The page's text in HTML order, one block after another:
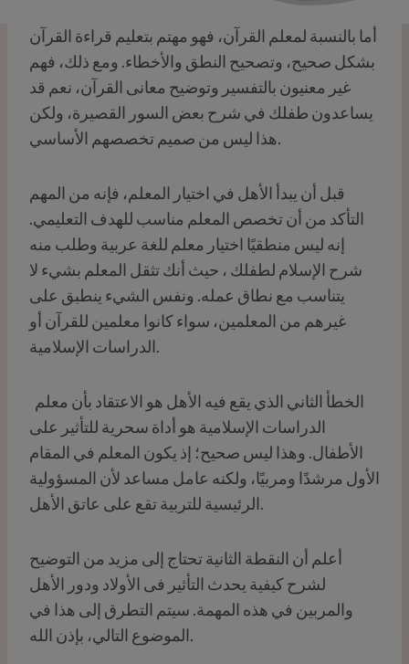
أما بالنسبة لمعلم القرآن، فهو مهتم بتعليم قراءة القرآن
بشكل صحيح، وتصحيح النطق والأخطاء. ومع ذلك، فهم
غير معنيون بالتفسير وتوضيح معانى القرآن، نعم قد
يساعدون طفلك في شرح بعض السور القصيرة، ولكن
هذا ليس من صميم تخصصهم الأساسي.
قبل أن يبدأ الأهل في اختيار المعلم، فإنه من المهم
التأكد من أن تخصص المعلم مناسب للهدف التعليمي.
إنه ليس منطقيًا اختيار معلم للغة عربية وطلب منه
شرح الإسلام لطفلك ، حيث أنك تثقل المعلم بشيء لا
يتناسب مع نطاق عمله. ونفس الشيء ينطبق على
غيرهم من المعلمين، سواء كانوا معلمين للقرآن أو
الدراسات الإسلامية.
الدراسات الإسلامية هو أداة سحرية للتأثير على
الأطفال. وهذا ليس صحيح؛ إذ يكون المعلم في المقام
الأول مرشدًا ومربيًا، ولكنه عامل مساعد لأن المسؤولية
الرئيسية للتربية تقع على عاتق الأهل.
أعلم أن النقطة الثانية تحتاج إلى مزيد من التوضيح
لشرح كيفية يحدث التأثير فى الأولاد ودور الأهل
والمربين في هذه المهمة. سيتم التطرق إلى هذا في
الموضوع التالي، بإذن الله.